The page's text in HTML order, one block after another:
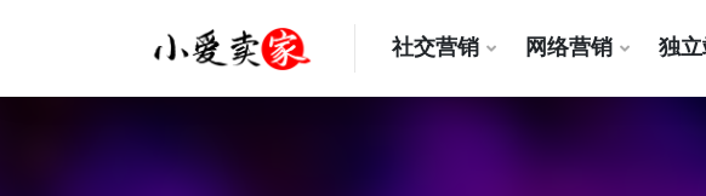
社交营销 网络营销 独